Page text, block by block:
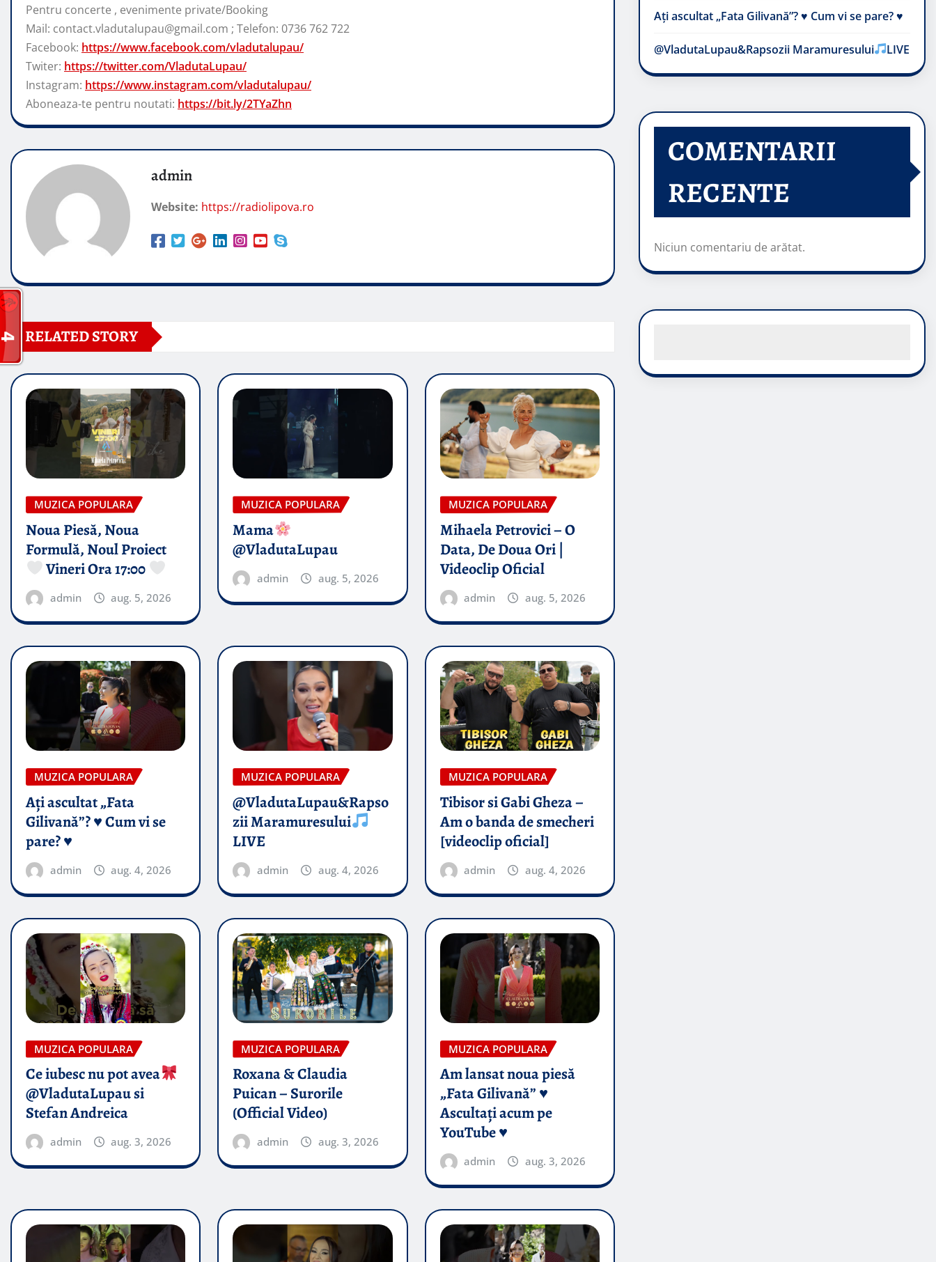
Pentru concerte , evenimente private/Booking
Mail: contact.vladutalupau@gmail.com ; Telefon: 0736 762 722
Facebook: https://www.facebook.com/vladutalupau/
Twiter: https://twitter.com/VladutaLupau/
Instagram: https://www.instagram.com/vladutalupau/
Aboneaza-te pentru noutati: https://bit.ly/2TYaZhn
admin
Website: https://radiolipova.ro
RELATED STORY
MUZICA POPULARA
Noua Piesă, Noua
Formulă, Noul Proiect
Vineri Ora 17:00
admin aug. 5, 2026
MUZICA POPULARA
Mama
@VladutaLupau
admin aug. 5, 2026
MUZICA POPULARA
Mihaela Petrovici – O
Data, De Doua Ori |
Videoclip Oficial
admin aug. 5, 2026
MUZICA POPULARA
Ați ascultat „Fata
Gilivană”? ♥️ Cum vi se
pare? ♥️
admin aug. 4, 2026
MUZICA POPULARA
@VladutaLupau&Rapso
zii Maramuresului
LIVE
admin aug. 4, 2026
MUZICA POPULARA
Tibisor si Gabi Gheza –
Am o banda de smecheri
[videoclip oficial]
admin aug. 4, 2026
MUZICA POPULARA
Ce iubesc nu pot avea
@VladutaLupau si
Stefan Andreica
admin aug. 3, 2026
MUZICA POPULARA
Roxana & Claudia
Puican – Surorile
(Official Video)
admin aug. 3, 2026
MUZICA POPULARA
Am lansat noua piesă
„Fata Gilivană” ♥️
Ascultați acum pe
YouTube ♥️
admin aug. 3, 2026
Ați ascultat „Fata Gilivană”? ♥️ Cum vi se pare? ♥️
@VladutaLupau&Rapsozii Maramuresului LIVE
COMENTARII
RECENTE
Niciun comentariu de arătat.